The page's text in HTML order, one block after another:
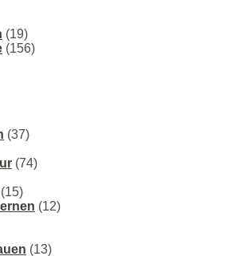
(19)
(156)
(37)
(74)
(15)
(12)
(13)